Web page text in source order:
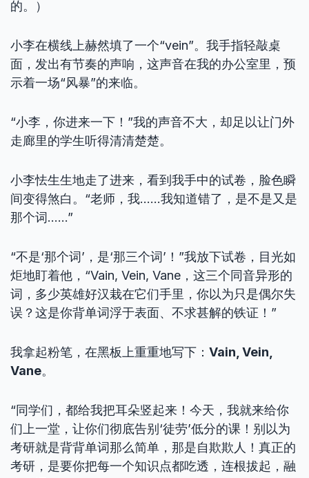
的。）
小李在横线上赫然填了一个“vein”。我手指轻敲桌
面，发出有节奏的声响，这声音在我的办公室里，预
示着一场“风暴”的来临。
“小李，你进来一下！”我的声音不大，却足以让门外
走廊里的学生听得清清楚楚。
小李怯生生地走了进来，看到我手中的试卷，脸色瞬
间变得煞白。“老师，我……我知道错了，是不是又是
那个词……”
“不是‘那个词’，是‘那三个词’！”我放下试卷，目光如
炬地盯着他，“Vain, Vein, Vane，这三个同音异形的
词，多少英雄好汉栽在它们手里，你以为只是偶尔失
误？这是你背单词浮于表面、不求甚解的铁证！”
我拿起粉笔，在黑板上重重地写下： Vain, Vein,
Vane。
“同学们，都给我把耳朵竖起来！今天，我就来给你
们上一堂，让你们彻底告别‘徒劳’低分的课！别以为
考研就是背背单词那么简单，那是自欺欺人！真正的
考研，是要你把每一个知识点都吃透，连根拔起，融